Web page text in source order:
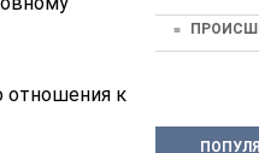
отношения к